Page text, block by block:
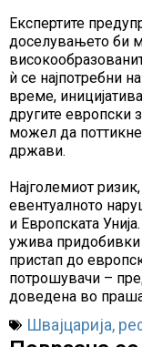
Експертите
доселувањето би
ѝ се најпотребни
време,
другите европски
можел да
држави.
Најголемиот
евентуалното
и Европската
ужива
пристап до
потрошувачи –
доведена во
Швајцарија,